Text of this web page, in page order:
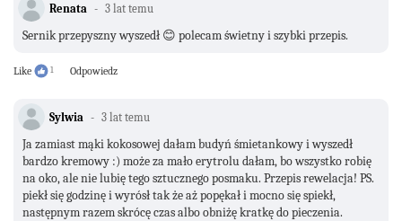
Renata 3 lat temu
Sernik przepyszny wyszedł 😊 polecam świetny i szybki przepis.
Like 1 Odpowiedz
Sylwia 3 lat temu
Ja zamiast mąki kokosowej dałam budyń śmietankowy i wyszedł
bardzo kremowy :) może za mało erytrolu dałam, bo wszystko robię
na oko, ale nie lubię tego sztucznego posmaku. Przepis rewelacja! PS.
piekł się godzinę i wyrósł tak że aż popękał i mocno się spiekł,
następnym razem skrócę czas albo obniżę kratkę do pieczenia.